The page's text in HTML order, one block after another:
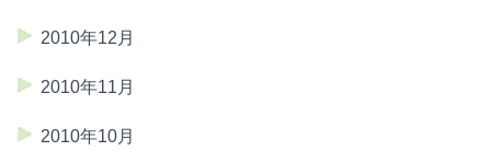
2010年12月
2010年11月
2010年10月